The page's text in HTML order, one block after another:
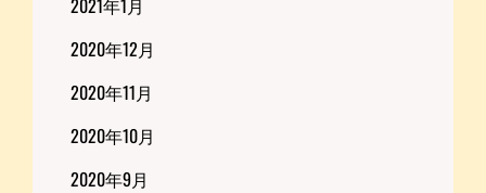
2020年12月
2020年11月
2020年10月
2020年9月